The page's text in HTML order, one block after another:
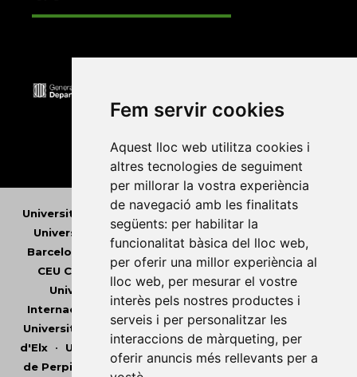
Fem servir cookies
Aquest lloc web utilitza cookies i
altres tecnologies de seguiment
per millorar la vostra experiència
de navegació amb les finalitats
següents: per habilitar la
funcionalitat bàsica del lloc web,
per oferir una millor experiència al
lloc web, per mesurar el vostre
interès pels nostres productes i
serveis i per personalitzar les
interaccions de màrqueting, per
oferir anuncis més rellevants per a
Universitat Abat Oliba CEU•Universitat d'Alacant
Universitat d'Andorra•Universitat Autònoma de
Barcelona
Universitat de Barcelona•Universitat
CEU Cardenal Herrera•Universitat de Girona •
Universitat de les Illes Balears•
Universitat
Internacional de Catalunya•Universitat Jaume I
Universitat de Lleida• Universitat Miguel Hernández
d'Elx• Universitat Oberta de Catalunya•Universitat
de Perpinyà Via Domitia•Universitat Politècnica de